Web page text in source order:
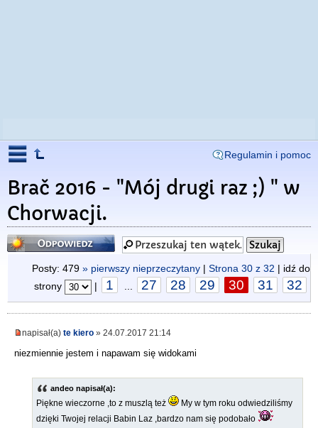
Regulamin i pomoc
Brač 2016 - "Mój drugi raz ;) " w
Chorwacji.
Odpowiedz
Posty: 479 » pierwszy nieprzeczytany | Strona 30 z 32 | idź do
strony
| 1 27 28 29 30 31 32
napisał(a) te kiero » 24.07.2017 21:14
niezmiennie jestem i napawam się widokami
andeo napisał(a):
Piękne wieczorne ,to z muszlą też
My w tym roku odwiedziliśmy
dzięki Twojej relacji Babin Laz ,bardzo nam się podobało